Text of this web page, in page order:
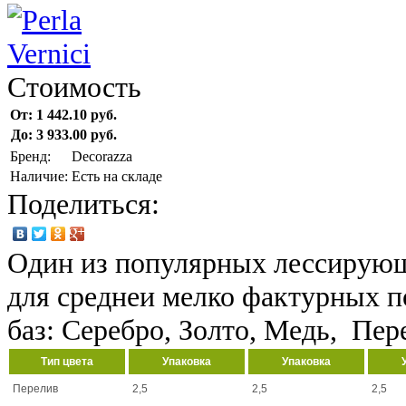
Стоимость
От: 1 442.10 руб.
До: 3 933.00 руб.
Бренд:
Decorazza
Наличие: Есть на складе
Поделиться:
Один из популярных
для среднеи мелко фактурных
баз: Серебро, Золто, Медь,
Тип цвета
Перелив
Упаковка
2,5
Упаковка
2,5 2,5